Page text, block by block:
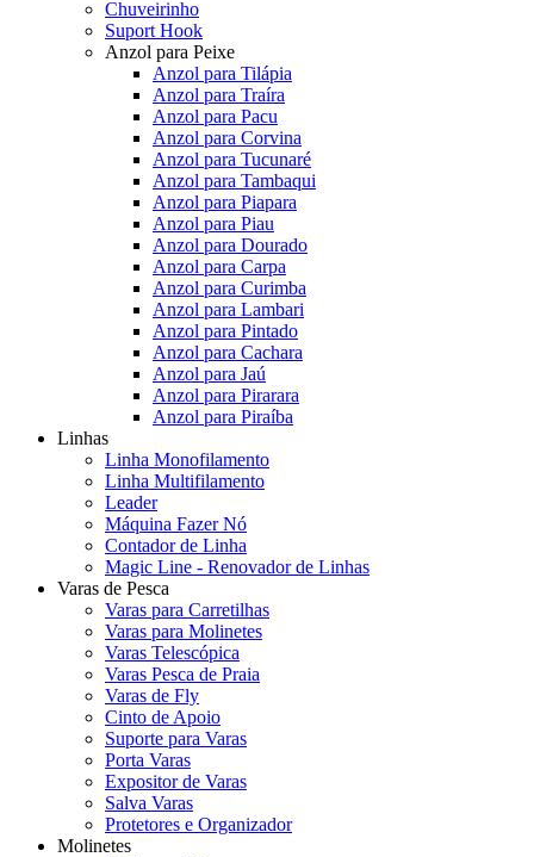
Chuveirinho
Suport Hook
Anzol para Peixe
Anzol para Tilápia
Anzol para Traíra
Anzol para Pacu
Anzol para Corvina
Anzol para Tucunaré
Anzol para Tambaqui
Anzol para Piapara
Anzol para Piau
Anzol para Dourado
Anzol para Carpa
Anzol para Curimba
Anzol para Lambari
Anzol para Pintado
Anzol para Cachara
Anzol para Jaú
Anzol para Pirarara
Anzol para Piraíba
Linhas
Linha Monofilamento
Linha Multifilamento
Leader
Máquina Fazer Nó
Contador de Linha
Magic Line - Renovador de Linhas
Varas de Pesca
Varas para Carretilhas
Varas para Molinetes
Varas Telescópica
Varas Pesca de Praia
Varas de Fly
Cinto de Apoio
Suporte para Varas
Porta Varas
Expositor de Varas
Salva Varas
Protetores e Organizador
Molinetes